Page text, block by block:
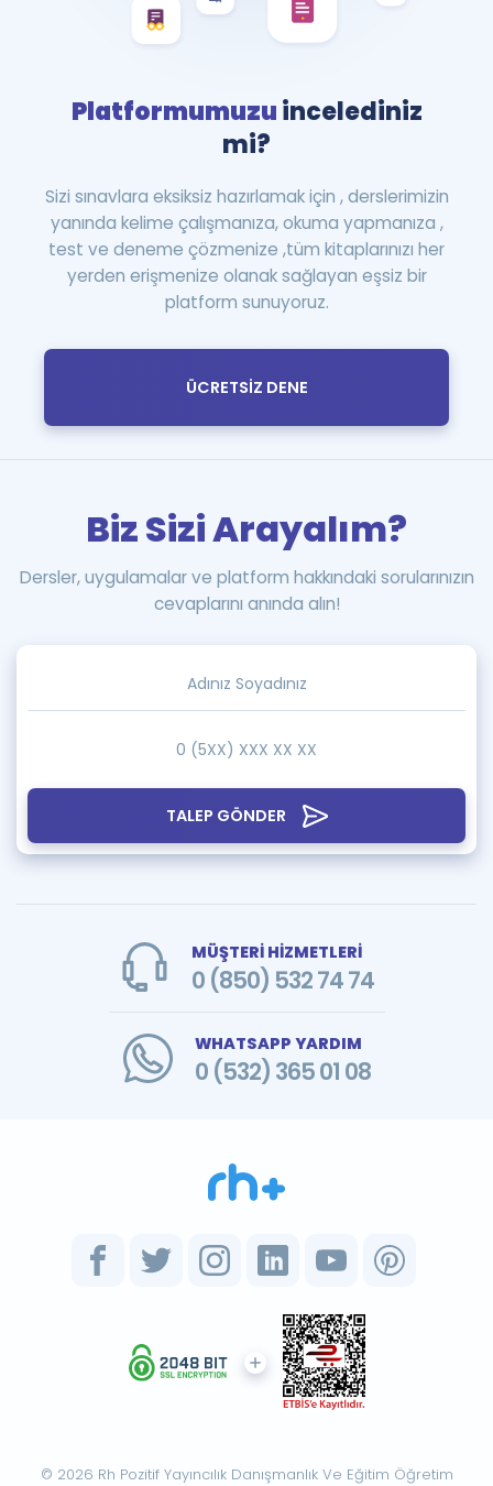
Platformumuzuincelediniz
mi?
Sizi sınavlara eksiksiz hazırlamak için , derslerimizin
yanında kelime çalışmanıza, okuma yapmanıza ,
test ve deneme çözmenize ,tüm kitaplarınızı her
yerden erişmenize olanak sağlayan eşsiz bir
platform sunuyoruz.
ÜCRETSİZ DENE
TALEP GÖNDER
Biz Sizi Arayalım?
Dersler, uygulamalar ve platform hakkındaki sorularınızın
cevaplarını anında alın!
MÜŞTERİ HİZMETLERİ
0 (850) 532 74 74
WHATSAPP YARDIM
0 (532) 365 01 08
© 2026 Rh Pozitif Yayıncılık Danışmanlık Ve Eğitim Öğretim